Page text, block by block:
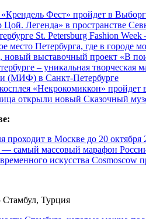
Фест» пройдет в
Легенда» в пространстве
St. Petersburg Fashion
место Петербурга, где в городе
новый выставочный проект «В
– уникальная творческая
(МИФ) в Санкт-Петербурге
«Некрокомиккон»
открыли новый Сказочный
проходит в Москве до 20 октября
самый массовый марафон России
искусства Cosmoscow
Стамбул, Турция